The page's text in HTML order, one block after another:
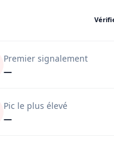
Premier signalement
—
Pic le plus élevé
—